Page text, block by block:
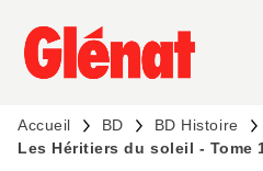
MENU RECHERCHE
PIED DE PAGE
Accueil BD
BD Histoire
Les Héritiers du soleil - Tome